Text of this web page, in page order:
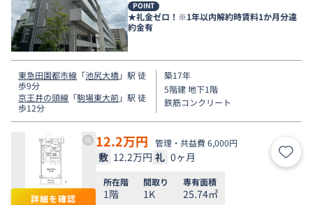
POINT
★礼金ゼロ！※1年以内解約時賃料1か月分違
約金有
東急田園都市線 「池尻大橋」駅 徒
歩9分
京王井の頭線 「駒場東大前」駅 徒
歩12分
築17年
5階建 地下1階
鉄筋コンクリート
詳細を確認
12.2万円 管理・共益費 6,000円
敷 12.2万円 礼 0ヶ月 お気
所在階
1階
間取り
1K
専有面積
25.74㎡